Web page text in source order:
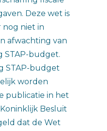
Deze wet is
nog niet in
afwachting van
STAP-budget.
STAP-budget
worden
publicatie in het
Besluit
dat de Wet